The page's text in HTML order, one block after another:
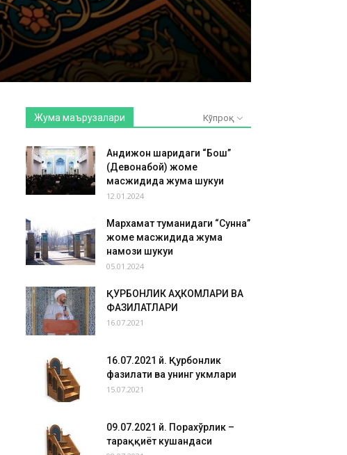
Жума маърузалари Кўпроқ
Андижон шаҳридаги “Бош”
(Девонабой) жоме
масжидида жума шукуҳи
12.01.2024
Мархамат туманидаги “Сунна”
жоме масжидида жума
намози шукуҳи
05.01.2024
ҚУРБОНЛИК АҲКОМЛАРИ ВА
ФАЗИЛАТЛАРИ
16.07.2021
16.07.2021 й. Қурбонлик
фазилати ва унинг ҳукмлари
15.07.2021
09.07.2021 й. Порахўрлик –
тараққиёт кушандаси